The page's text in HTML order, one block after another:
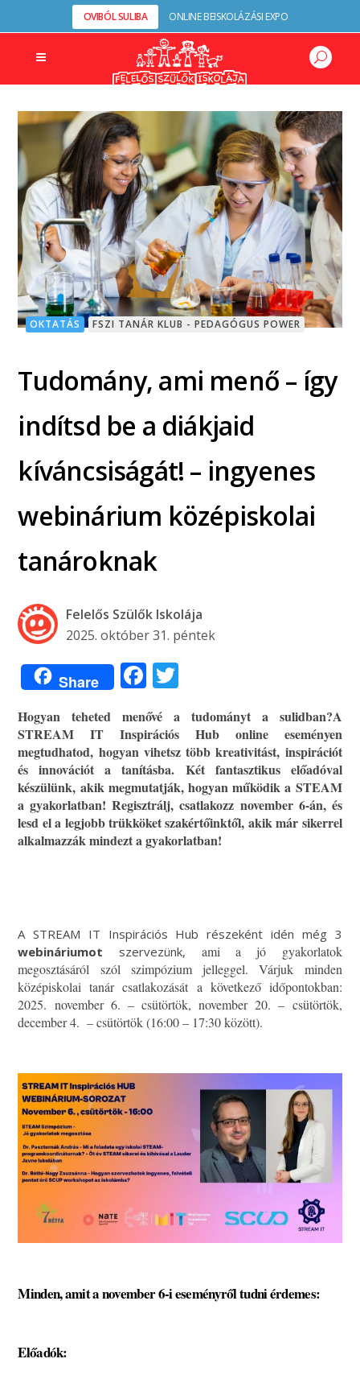
OVIBÓL SULIBA ONLINE BEISKOLÁZÁSI EXPO
OKTATÁS FSZI TANÁR KLUB - PEDAGÓGUS POWER
Tudomány, ami menő – így
indítsd be a diákjaid
kíváncsiságát! – ingyenes
webinárium középiskolai
tanároknak
Felelős Szülők Iskolája
2025. október 31. péntek
Share Facebook
Hogyan teheted menővé a tudományt a sulidban?A
STREAM IT Inspirációs Hub
online eseményen
megtudhatod, hogyan vihetsz több kreativitást, inspirációt
és innovációt a tanításba. Két fantasztikus előadóval
készülünk, akik megmutatják, hogyan működik a STEAM
a gyakorlatban! Regisztrálj, csatlakozz november 6-án, és
lesd el a legjobb trükköket szakértőinktől, akik már sikerrel
alkalmazzák mindezt a gyakorlatban!
A STREAM IT Inspirációs Hub részeként idén még 3
webináriumot szervezünk, ami a jó gyakorlatok
megosztásáról szól szimpózium jelleggel. Várjuk minden
középiskolai tanár csatlakozását a következő időpontokban:
2025. november 6. – csütörtök, november 20. – csütörtök,
december 4. – csütörtök (16:00 – 17:30 között).
Minden, amit a november 6-i eseményről tudni érdemes:
Előadók: